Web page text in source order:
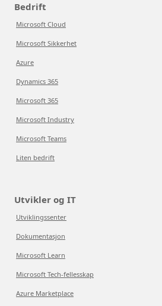
Bedrift
Microsoft Cloud
Microsoft Sikkerhet
Azure
Dynamics 365
Microsoft 365
Microsoft Industry
Microsoft Teams
Liten bedrift
Utvikler og IT
Utviklingssenter
Dokumentasjon
Microsoft Learn
Microsoft Tech-fellesskap
Azure Marketplace